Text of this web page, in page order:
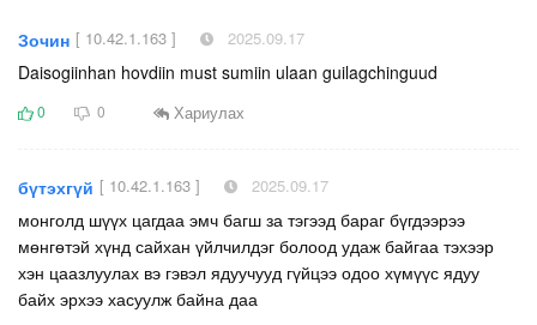
Зочин [ 10.42.1.163 ] 2025.09.17
Daisogiinhan hovdiin must sumiin ulaan guilagchinguud
0 0 Хариулах
бүтэхгүй [ 10.42.1.163 ] 2025.09.17
монголд шүүх цагдаа эмч багш за тэгээд бараг бүгдээрээ
мөнгөтэй хүнд сайхан үйлчилдэг болоод удаж байгаа тэхээр
хэн цаазлуулах вэ гэвэл ядуучууд гүйцээ одоо хүмүүс ядуу
байх эрхээ хасуулж байна даа